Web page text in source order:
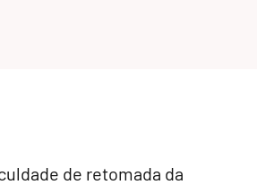
de retomada da